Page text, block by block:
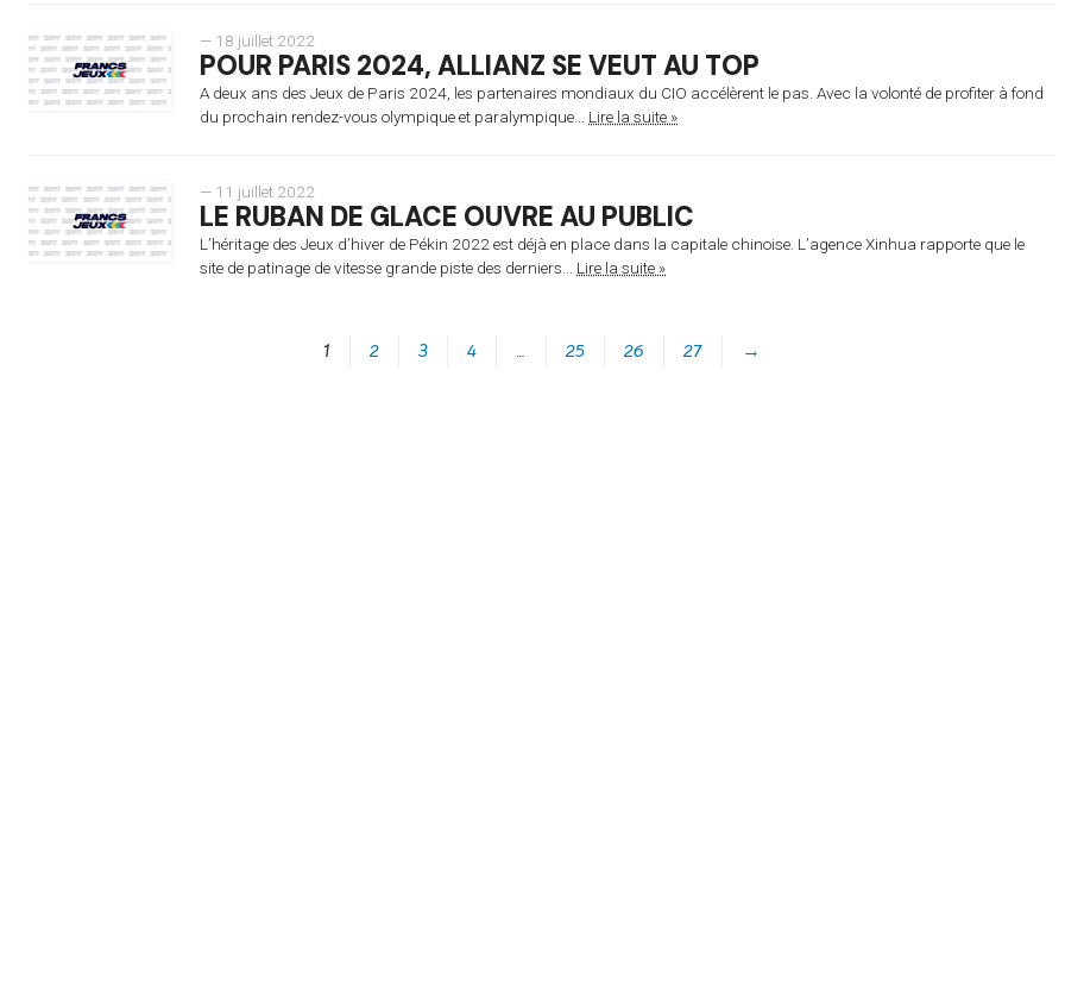
— 18 juillet 2022
POUR PARIS 2024, ALLIANZ SE VEUT AU TOP
A deux ans des Jeux de Paris 2024, les partenaires mondiaux du CIO accélèrent le pas. Avec la volonté de profiter à fond
du prochain rendez-vous olympique et paralympique... Lire la suite »
— 11 juillet 2022
LE RUBAN DE GLACE OUVRE AU PUBLIC
L’héritage des Jeux d’hiver de Pékin 2022 est déjà en place dans la capitale chinoise. L’agence Xinhua rapporte que le
site de patinage de vitesse grande piste des derniers... Lire la suite »
1 2 3 4 … 25 26 27 →